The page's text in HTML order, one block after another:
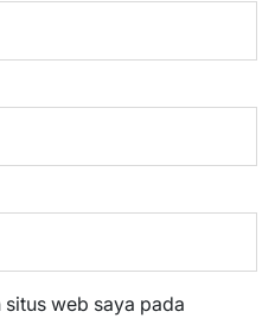
situs web saya pada